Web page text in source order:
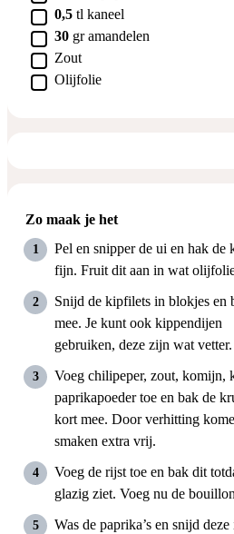
▢
0,5 tl kaneel
▢
30 gr amandelen
▢
Zout
▢
Olijfolie
Zo maak je het
Pel en snipper de ui en hak de
fijn. Fruit dit aan in wat
Snijd de kipfilets in blokjes en
mee. Je kunt ook kippendijen
gebruiken, deze zijn wat vetter.
Voeg chilipeper, zout, komijn,
paprikapoeder toe en bak de
kort mee. Door verhitting
smaken extra vrij.
Voeg de rijst toe en bak dit
glazig ziet. Voeg nu de
Was de paprika’s en snijd deze